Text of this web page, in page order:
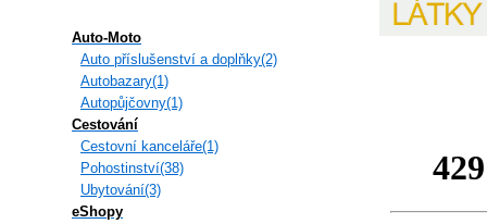
Auto-Moto
Auto příslušenství a doplňky(2)
Autobazary(1)
Autopůjčovny(1)
Cestování
Cestovní kanceláře(1)
Pohostinství(38)
Ubytování(3)
eShopy